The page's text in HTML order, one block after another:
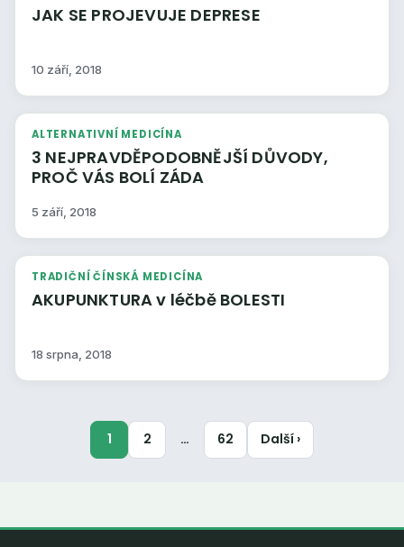
JAK SE PROJEVUJE DEPRESE
10 září, 2018
ALTERNATIVNÍ MEDICÍNA
3 NEJPRAVDĚPODOBNĚJŠÍ DŮVODY,
PROČ VÁS BOLÍ ZÁDA
5 září, 2018
TRADIČNÍ ČÍNSKÁ MEDICÍNA
AKUPUNKTURA v léčbě BOLESTI
18 srpna, 2018
1 2 … 62 Další ›